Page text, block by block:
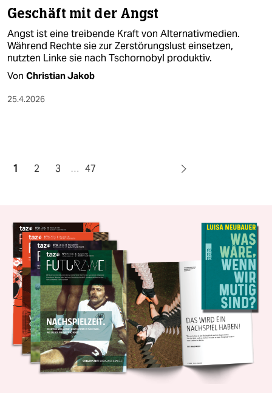
Geschäft mit der Angst
Angst ist eine treibende Kraft von Alternativmedien.
Während Rechte sie zur Zerstörungslust einsetzen,
nutzten Linke sie nach Tschornobyl produktiv.
Von Christian Jakob
25.4.2026
1 2 3 … 47